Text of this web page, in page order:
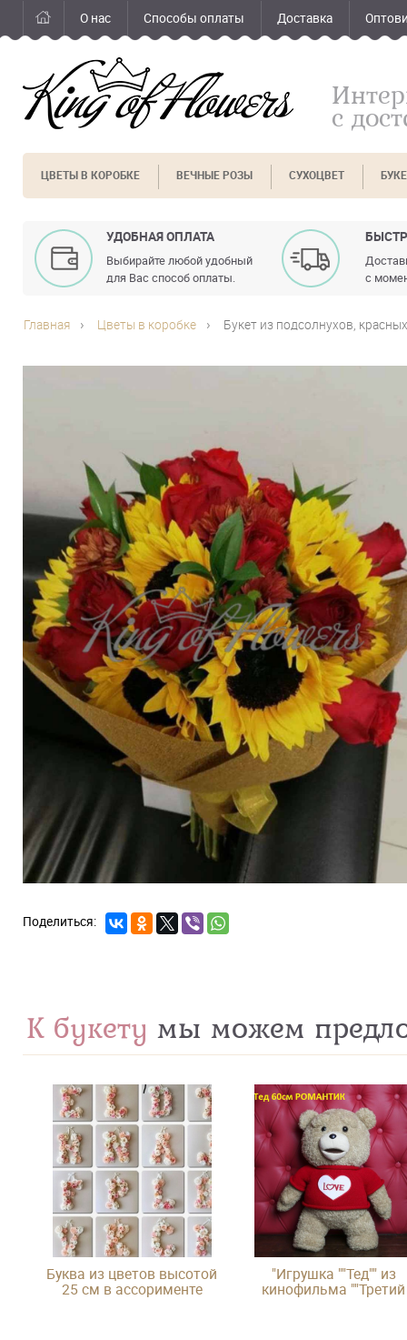
О нас Способы оплаты Доставка
с
ЦВЕТЫ В КОРОБКЕ ВЕЧНЫЕ РОЗЫ СУХОЦВЕТ
УДОБНАЯ ОПЛАТА
Выбирайте любой удобный
для Вас способ оплаты.
с
Главная Цветы в коробке Букет из подсолнухов,
К букету мы можем
Буква из цветов высотой
25 см в ассорименте
"Игрушка ""Тед"" из
кинофильма ""Третий